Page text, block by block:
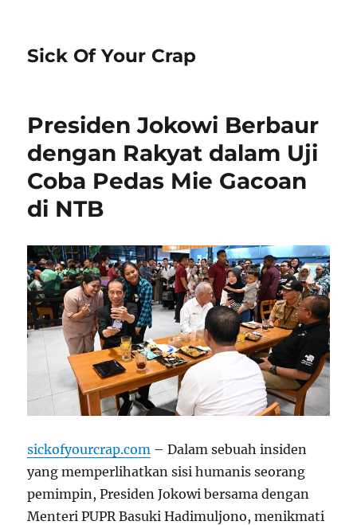
Sick Of Your Crap
Presiden Jokowi Berbaur
dengan Rakyat dalam Uji
Coba Pedas Mie Gacoan
di NTB
sickofyourcrap.com – Dalam sebuah insiden
yang memperlihatkan sisi humanis seorang
pemimpin, Presiden Jokowi bersama dengan
Menteri PUPR Basuki Hadimuljono, menikmati